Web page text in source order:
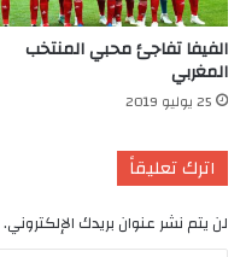
الفيفا تفاجئ محبي المنتخب
المغربي
25 يوليو 2019
اترك تعليقاً
لن يتم نشر عنوان بريدك الإلكتروني.